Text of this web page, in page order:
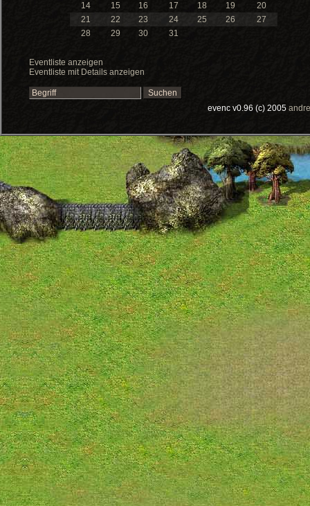
14
15 16 17 18 19
20
21
22 23 24 25 26
27
28
29 30 31
Eventliste anzeigen
Eventliste mit Details anzeigen
evenc v0.96 (c) 2005